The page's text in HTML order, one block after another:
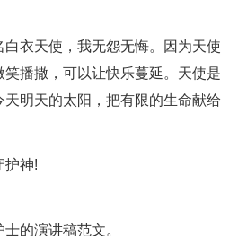
衣天使，我无怨无悔。因为天使
播撒，可以让快乐蔓延。天使是
明天的太阳，把有限的生命献给
护神!
的演讲稿范文。